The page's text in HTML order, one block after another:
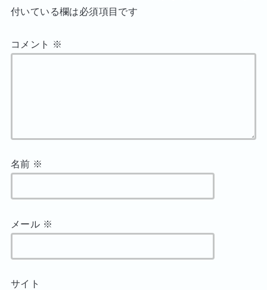
付いている欄は必須項目です
コメント ※
名前 ※
メール ※
サイト